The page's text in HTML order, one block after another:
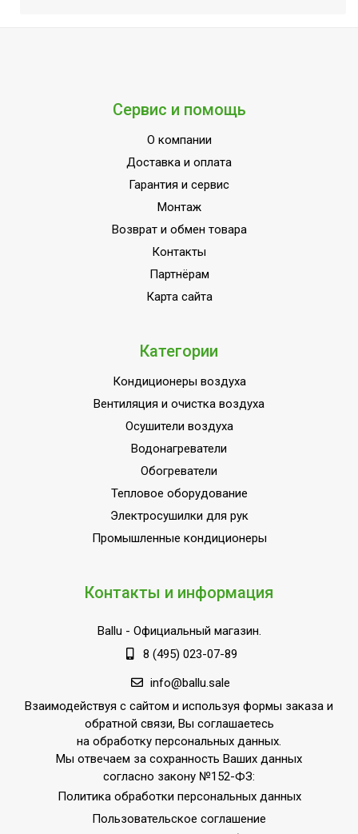
Сервис и помощь
О компании
Доставка и оплата
Гарантия и сервис
Монтаж
Возврат и обмен товара
Контакты
Партнёрам
Карта сайта
Категории
Кондиционеры воздуха
Вентиляция и очистка воздуха
Осушители воздуха
Водонагреватели
Обогреватели
Тепловое оборудование
Электросушилки для рук
Промышленные кондиционеры
Контакты и информация
Ballu - Официальный магазин.
8 (495) 023-07-89
info@ballu.sale
Взаимодействуя с сайтом и используя формы заказа и
обратной связи, Вы соглашаетесь
на обработку персональных данных.
Мы отвечаем за сохранность Ваших данных
согласно закону №152-ФЗ:
Политика обработки персональных данных
Пользовательское соглашение